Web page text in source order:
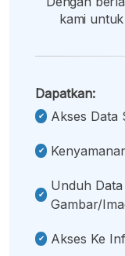
kami
Dapatkan:
Akses Data
Unduh
Gambar/
Akses Ke